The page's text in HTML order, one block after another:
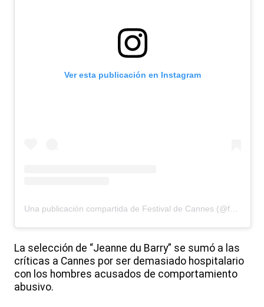
Ver esta publicación en Instagram
La selección de “Jeanne du Barry” se sumó a las
críticas a Cannes por ser demasiado hospitalario
con los hombres acusados de comportamiento
abusivo.